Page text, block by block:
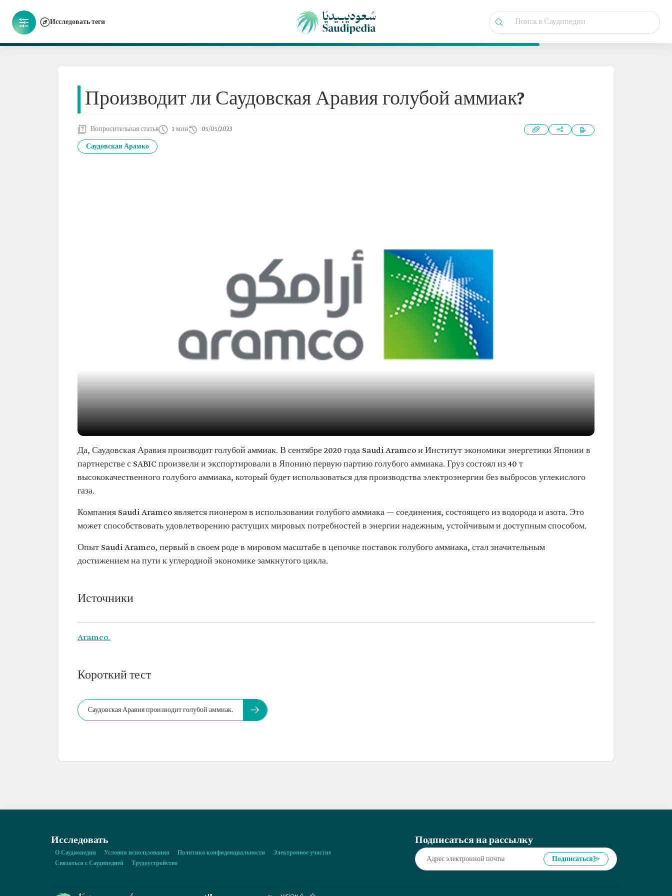
Исследовать теги
Производит ли Саудовская Аравия голубой аммиак?
Вопросительная статья 1 мин 05/05/2023
Саудовская Арамко
Да, Саудовская Аравия производит голубой аммиак. В сентябре 2020 года Saudi Aramco и Институт экономики энергетики Японии в
партнерстве с SABIC произвели и экспортировали в Японию первую партию голубого аммиака. Груз состоял из 40 т
высококачественного голубого аммиака, который будет использоваться для производства электроэнергии без выбросов углекислого
газа.
Компания Saudi Aramco является пионером в использовании голубого аммиака — соединения, состоящего из водорода и азота. Это
может способствовать удовлетворению растущих мировых потребностей в энергии надежным, устойчивым и доступным способом.
Опыт Saudi Aramco, первый в своем роде в мировом масштабе в цепочке поставок голубого аммиака, стал значительным
достижением на пути к углеродной экономике замкнутого цикла.
Источники
Aramco.
Короткий тест
Саудовская Аравия производит голубой аммиак.
Исследовать
О Саудиопедии Условия использования Политика конфиденциальности
Электронное участие
Связаться с Саудипедией
Трудоустройство
Подписаться на рассылку
Подписаться